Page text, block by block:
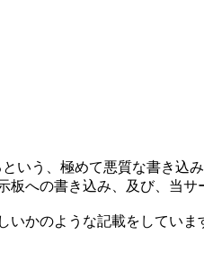
いう、極めて悪質な書き込
への書き込み、及び、当サ
かのような記載をしてい